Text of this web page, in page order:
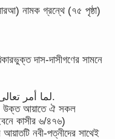
দাস-দাসীগণের সামনে
لما أمر تعالى النساء بالحجاب من الأجانب، بيَّن أن هؤلاء الأقارب لا يجب الاحتجاب منهم.
উক্ত আয়াতে ঐ সকল
কাসীর ৬/৪৭৬)
নবী-পত্নীদের সাথেই